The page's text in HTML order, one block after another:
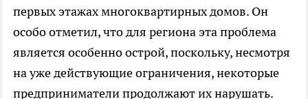
первых этажах многоквартирных домов. Он
особо отметил, что для региона эта проблема
является особенно острой, поскольку, несмотря
на уже действующие ограничения, некоторые
предприниматели продолжают их нарушать.